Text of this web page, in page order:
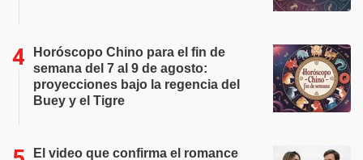
Horóscopo Chino para el fin de
semana del 7 al 9 de agosto:
proyecciones bajo la regencia del
Buey y el Tigre
El video que confirma el romance